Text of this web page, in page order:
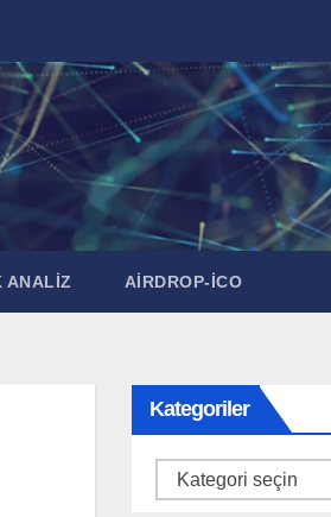
ANALİZ AİRDROP-İCO
Kategoriler
Kategoriler